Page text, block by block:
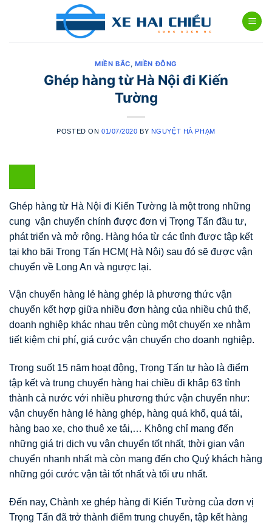
MIỀN BẮC, MIỀN ĐÔNG
Ghép hàng từ Hà Nội đi Kiến
Tường
POSTED ON 01/07/2020 BY NGUYỆT HÀ PHẠM
Ghép hàng từ Hà Nội đi Kiến Tường là một trong những
cung vận chuyển chính được đơn vị Trọng Tấn đầu tư,
phát triển và mở rộng. Hàng hóa từ các tỉnh được tập kết
tại kho bãi Trọng Tấn HCM( Hà Nội) sau đó sẽ được vận
chuyển về Long An và ngược lại.
Vận chuyển hàng lẻ hàng ghép là phương thức vận
chuyển kết hợp giữa nhiều đơn hàng của nhiều chủ thể,
doanh nghiệp khác nhau trên cùng một chuyến xe nhằm
tiết kiệm chi phí, giá cước vận chuyển cho doanh nghiệp.
Trong suốt 15 năm hoạt động, Trọng Tấn tự hào là điểm
tập kết và trung chuyển hàng hai chiều đi khắp 63 tỉnh
thành cả nước với nhiều phương thức vận chuyển như:
vận chuyển hàng lẻ hàng ghép, hàng quá khổ, quá tải,
hàng bao xe, cho thuê xe tải,… Không chỉ mang đến
những giá trị dịch vụ vận chuyển tốt nhất, thời gian vận
chuyển nhanh nhất mà còn mang đến cho Quý khách hàng
những gói cước vận tải tốt nhất và tối ưu nhất.
Đến nay, Chành xe ghép hàng đi Kiến Tường của đơn vị
Trọng Tấn đã trở thành điểm trung chuyển, tập kết hàng